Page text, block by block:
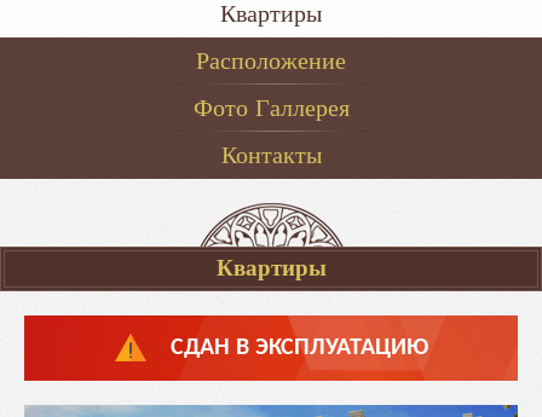
Квартиры
Расположение
Фото Галлерея
Контакты
Квартиры
СДАН В ЭКСПЛУАТАЦИЮ